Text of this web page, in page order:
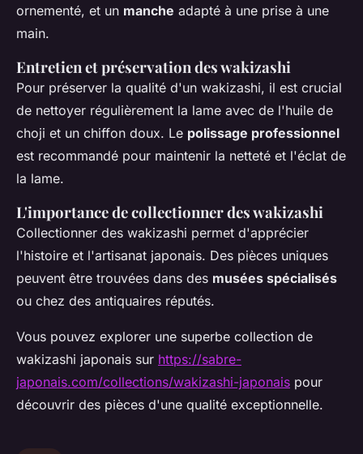
ornementé, et un manche adapté à une prise à une
main.
Entretien et préservation des wakizashi
Pour préserver la qualité d'un wakizashi, il est crucial
de nettoyer régulièrement la lame avec de l'huile de
choji et un chiffon doux. Le polissage professionnel
est recommandé pour maintenir la netteté et l'éclat de
la lame.
L'importance de collectionner des wakizashi
Collectionner des wakizashi permet d'apprécier
l'histoire et l'artisanat japonais. Des pièces uniques
peuvent être trouvées dans des musées spécialisés
ou chez des antiquaires réputés.
Vous pouvez explorer une superbe collection de
wakizashi japonais sur https://sabre-
japonais.com/collections/wakizashi-japonais pour
découvrir des pièces d'une qualité exceptionnelle.